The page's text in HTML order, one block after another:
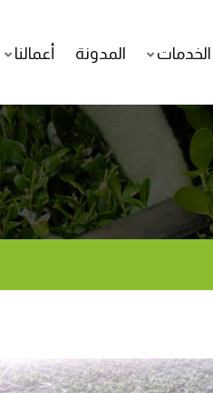
الخدمات المدونة أعمالنا